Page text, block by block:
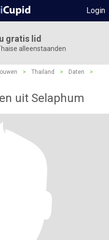
Login
gratis lid
alleenstaanden
> Thailand > Daten
>
uit Selaphum